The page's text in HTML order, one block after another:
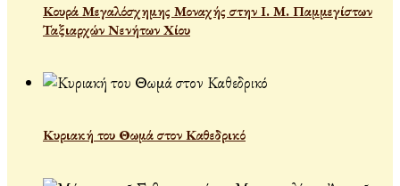
Κουρά Μεγαλόσχημης Μοναχής στην Ι. Μ. Παμμεγίστων
Ταξιαρχών Νενήτων Χίου
Κυριακή του Θωμά στον Καθεδρικό